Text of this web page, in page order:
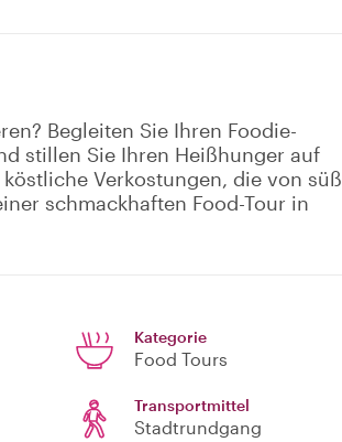
Begleiten Sie Ihren Foodie-
stillen Sie Ihren Heißhunger auf
Verkostungen, die von süß
schmackhaften Food-Tour in
Kategorie
Food Tours
Transportmittel
Stadtrundgang